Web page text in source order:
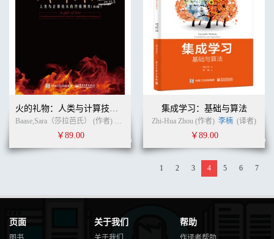
火的礼物：人类与计算技术的终极博弈（第4版）
Baase,Sara（莎拉芭氏） (作者)郭耀 (译者)
￥89.00
集成学习：基础与算法
Zhi-Hua Zhou (作者) 李楠 (译者)
￥89.00
1 2 3 4 5 6 7
页面 关于我们 帮助